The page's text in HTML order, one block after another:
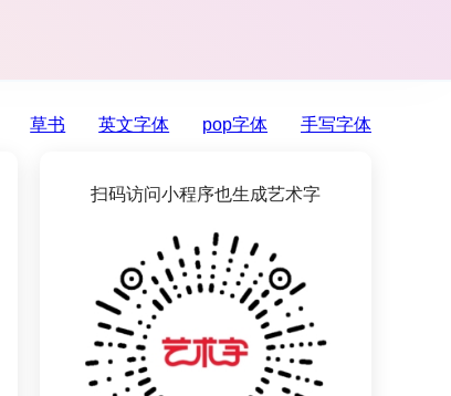
草书 英文字体 pop字体 手写字体
扫码访问小程序也生成艺术字